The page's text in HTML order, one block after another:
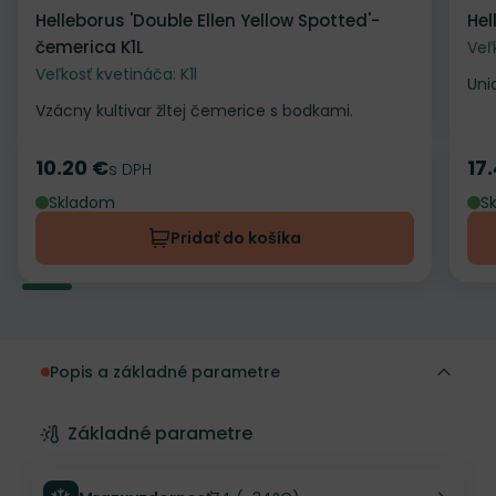
Helleborus 'Double Ellen Yellow Spotted'-
čemerica K1L
Veľkosť kvetináča: K1l
Vzácny kultivar žltej čemerice s bodkami.
Cena
10.20 €s DPH
Skladom
Pridať do košíka
Popis a základné parametre
Základné parametre